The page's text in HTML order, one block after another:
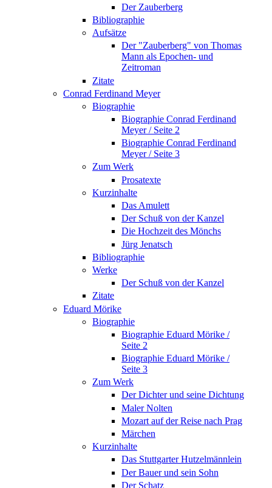
Der Zauberberg
Bibliographie
Aufsätze
Der "Zauberberg" von Thomas
Mann als Epochen- und
Zeitroman
Zitate
Conrad Ferdinand Meyer
Biographie
Biographie Conrad Ferdinand
Meyer / Seite 2
Biographie Conrad Ferdinand
Meyer / Seite 3
Zum Werk
Prosatexte
Kurzinhalte
Das Amulett
Der Schuß von der Kanzel
Die Hochzeit des Mönchs
Jürg Jenatsch
Bibliographie
Werke
Der Schuß von der Kanzel
Zitate
Eduard Mörike
Biographie
Biographie Eduard Mörike /
Seite 2
Biographie Eduard Mörike /
Seite 3
Zum Werk
Der Dichter und seine Dichtung
Maler Nolten
Mozart auf der Reise nach Prag
Märchen
Kurzinhalte
Das Stuttgarter Hutzelmännlein
Der Bauer und sein Sohn
Der Schatz